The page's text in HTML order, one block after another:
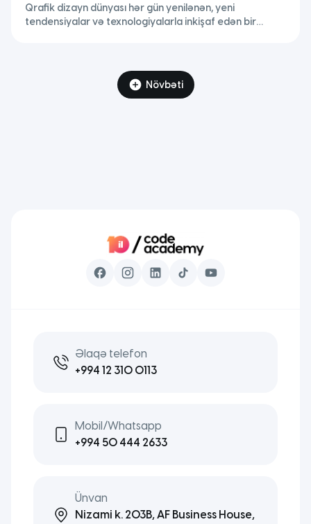
Qrafik dizayn dünyası hər gün yenilənən, yeni
tendensiyalar və texnologiyalarla inkişaf edən bir
həm dizaynerin bazar dəyərinə, həm də müştəri
münasibətlərinə təsir edir. Dünyadakı dizayn
Növbəti
Əlaqə telefon
+994 12 310 0113
Mobil/Whatsapp
+994 50 444 2633
Ünvan
Nizami k. 203B, AF Business House,